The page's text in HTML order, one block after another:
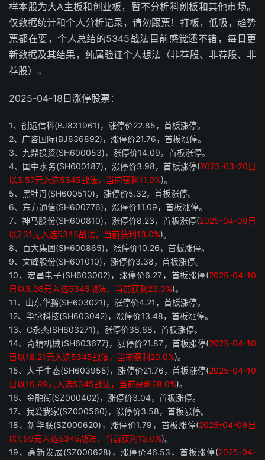
样本股为大A主板和创业板，暂不分析科创板和其他市场。
仅数据统计和个人分析记录，请勿跟票！打板，低吸，趋势
票都在耍，个人总结的5345战法目前感觉还不错，每日更
新数据及其结果，纯属验证个人想法（非荐股、非荐股、非
荐股）。
2025-04-18日涨停股票：
1、创远信科(BJ831961)，涨停价22.85，首板涨停。
2、广咨国际(BJ836892)，涨停价21.76，首板涨停。
3、九鼎投资(SH600053)，涨停价14.09，首板涨停。
4、国中水务(SH600187)，涨停价3.98，首板涨停(2025-03-20日
以3.57元入选5345战法，当前获利11.0%)。
5、黑牡丹(SH600510)，涨停价5.32，首板涨停。
6、东方通信(SH600776)，涨停价11.09，首板涨停。
7、神马股份(SH600810)，涨停价8.23，首板涨停(2025-04-09日
以7.31元入选5345战法，当前获利13.0%)。
8、百大集团(SH600865)，涨停价10.26，首板涨停。
9、文峰股份(SH601010)，涨停价3.38，首板涨停。
10、宏昌电子(SH603002)，涨停价6.27，首板涨停(2025-04-10
日以5.08元入选5345战法，当前获利23.0%)。
11、山东华鹏(SH603021)，涨停价4.21，首板涨停。
12、华脉科技(SH603042)，涨停价13.48，首板涨停。
13、C永杰(SH603271)，涨停价38.68，首板涨停。
14、奇精机械(SH603677)，涨停价21.87，首板涨停(2025-04-10
日以18.21元入选5345战法，当前获利20.0%)。
15、大千生态(SH603955)，涨停价21.76，首板涨停(2025-04-10
日以16.99元入选5345战法，当前获利28.0%)。
16、金融街(SZ000402)，涨停价3.04，首板涨停。
17、我爱我家(SZ000560)，涨停价3.58，首板涨停。
18、新华联(SZ000620)，涨停价1.79，首板涨停(2025-04-09日
以1.59元入选5345战法，当前获利13.0%)。
19、高新发展(SZ000628)，涨停价46.53，首板涨停(2025-04-